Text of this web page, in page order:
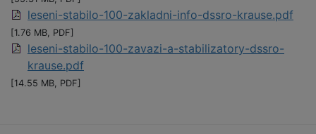
leseni-stabilo-100-zakladni-info-dssro-krause.pdf
[1.76 MB, PDF]
leseni-stabilo-100-zavazi-a-stabilizatory-dssro-
krause.pdf
[14.55 MB, PDF]